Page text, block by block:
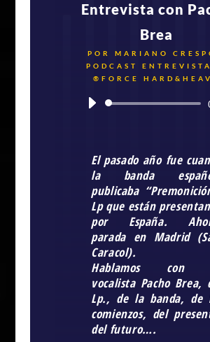
Entrevista con
Brea
POR MARIANO
PODCAST
®FORCE
El pasado año fue
la banda
publicaba “
Lp que están
por España.
parada en Madrid
Caracol).
Hablamos con
vocalista Pacho Brea,
Lp., de la banda, de
comienzos, del
del futuro….